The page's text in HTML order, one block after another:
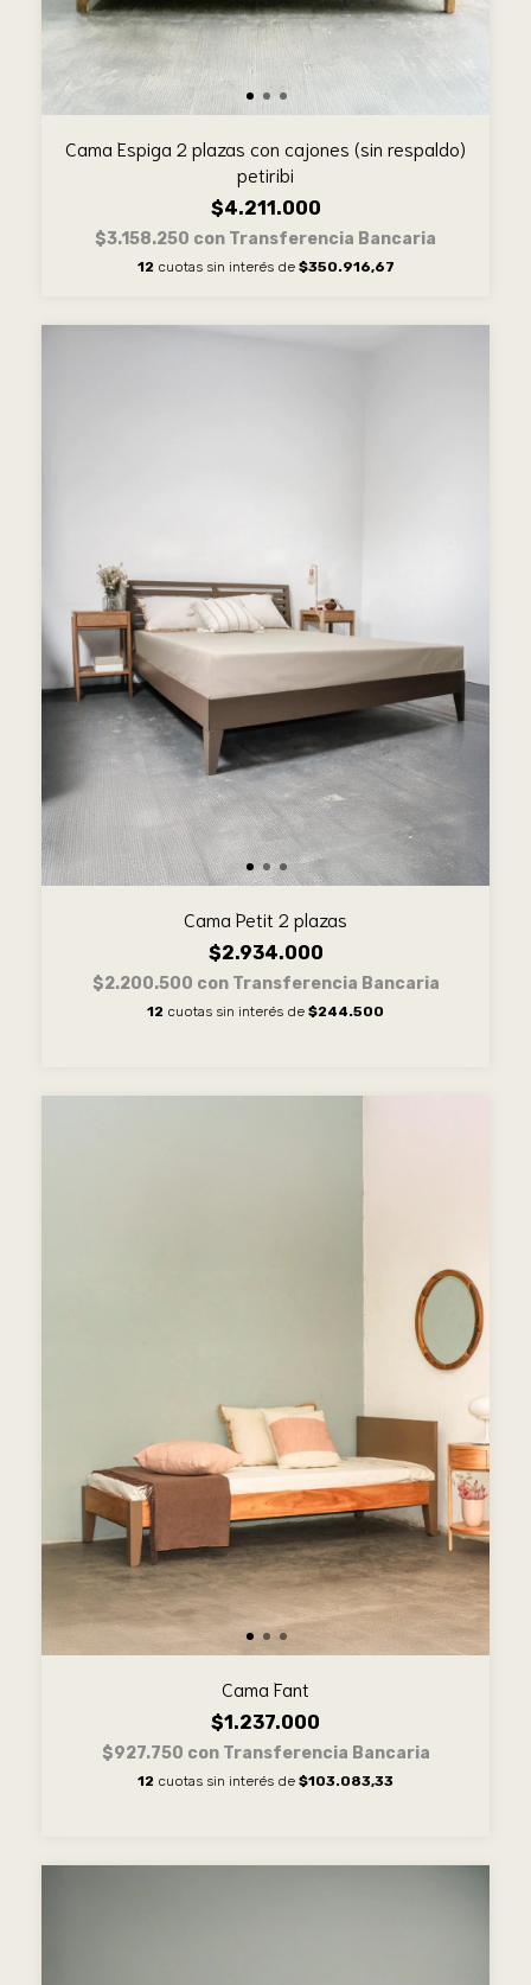
Cama Espiga 2 plazas con cajones (sin respaldo)
petiribi
$4.211.000
$3.158.250 con Transferencia Bancaria
12 cuotas sin interés de $350.916,67
Cama Petit 2 plazas
$2.934.000
$2.200.500 con Transferencia Bancaria
12 cuotas sin interés de $244.500
Cama Fant
$1.237.000
$927.750 con Transferencia Bancaria
12 cuotas sin interés de $103.083,33